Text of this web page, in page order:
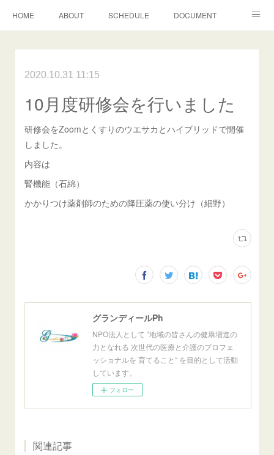
HOME ABOUT SCHEDULE DOCUMENT
2020.10.31 11:15
10月度研修会を行いました
研修会をZoomとくすりのウエサカとハイブリッドで開催
しました。
内容は
腎機能（石綿）
かかりつけ薬剤師のための降圧薬の使い分け（細野）
グランディールPh
NPO法人として ‟地域の皆さんの健康増進の
力となれる 次世代の医療と介護のプロフェ
ッショナルを 育てること“ を目的として活動
しています。
フォロー
関連記事